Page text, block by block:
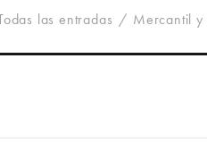
las entradas Mercantil y